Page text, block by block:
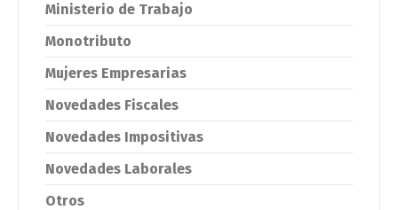
Ministerio de Trabajo
Monotributo
Mujeres Empresarias
Novedades Fiscales
Novedades Impositivas
Novedades Laborales
Otros